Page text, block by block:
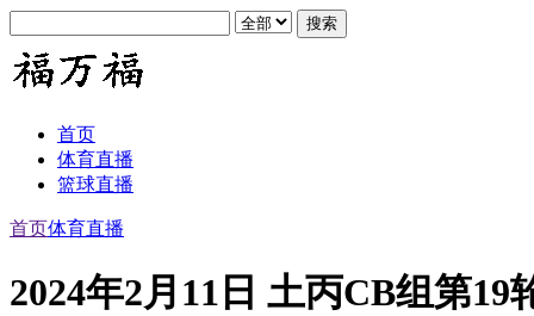
首页
体育直播
篮球直播
首页体育直播
2024年2月11日 土丙CB组第